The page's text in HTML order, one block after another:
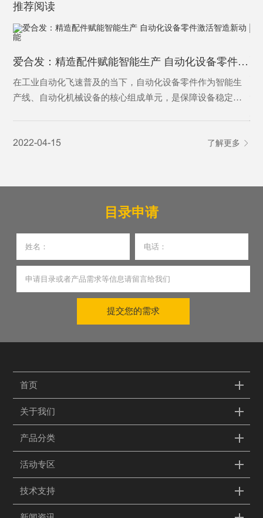
推荐阅读
爱合发：精造配件赋能智能生产 自动化设备零件激活智造新动能
在工业自动化飞速普及的当下，自动化设备零件作为智能生
产线、自动化机械设备的核心组成单元，是保障设备稳定运
成自动化输送、加工、分拣、检测等核心工序，是制造业从
2022-04-15 了解更多
目录申请
提交您的需求
首页
关于我们
产品分类
活动专区
技术支持